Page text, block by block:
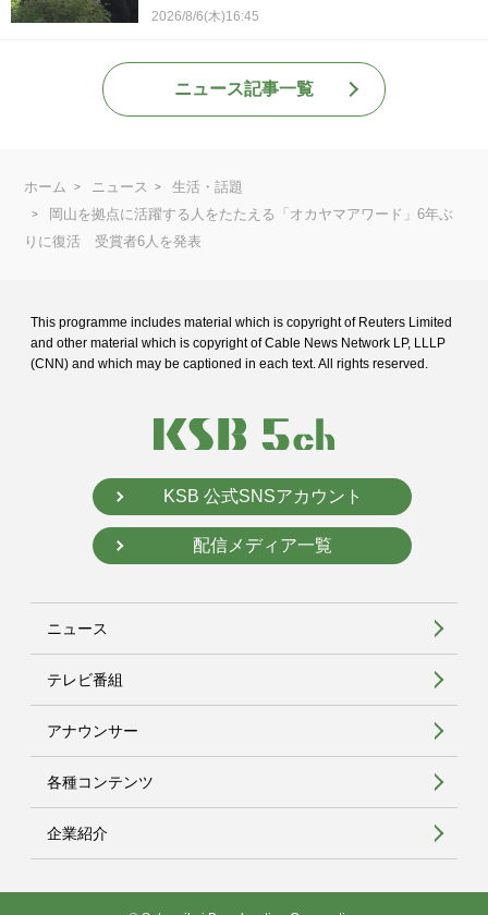
2026/8/6(木)16:45
ニュース記事一覧
ホーム ニュース
生活・話題
岡山を拠点に活躍する人をたたえる「オカヤマアワード」6年ぶ
りに復活 受賞者6人を発表
This programme includes material which is copyright of Reuters Limited
and other material which is copyright of Cable News Network LP, LLLP
(CNN) and which may be captioned in each text. All rights reserved.
KSB 公式SNSアカウント
配信メディア一覧
ニュース
テレビ番組
アナウンサー
各種コンテンツ
企業紹介